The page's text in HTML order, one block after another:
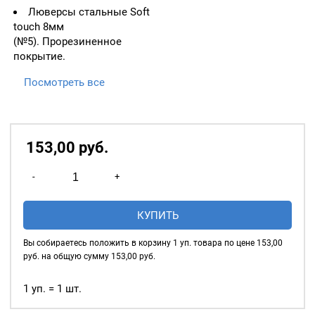
Люверсы стальные Soft
touch 8мм
(№5). Прорезиненное
покрытие.
Упаковка 20 штук. Цвет:
ВАЖНО: ЛЮВЕРСЫ
ПО ВНУТРЕННЕМУ
люверсов
краёв отверстий, в которые
шнуры, тесьма, тросы и т.
украшения изделия.
Посмотреть все
153,00 руб.
-
товара
Люверсы
Soft
уп.
+
КУПИТЬ
Вы собираетесь положить в корзину 1 уп. товара по цене 153,00
руб. на общую сумму 153,00 руб.
1 уп. = 1 шт.